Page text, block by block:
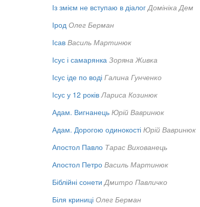
Із змієм не вступаю в діалог Домініка Дем
Ірод Олег Берман
Ісав Василь Мартинюк
Ісус і самарянка Зоряна Живка
Ісус іде по воді Галина Гунченко
Ісус у 12 років Лариса Козинюк
Адам. Вигнанець Юрій Вавринюк
Адам. Дорогою одинокості Юрій Вавринюк
Апостол Павло Тарас Вихованець
Апостол Петро Василь Мартинюк
Біблійні сонети Дмитро Павличко
Біля криниці Олег Берман